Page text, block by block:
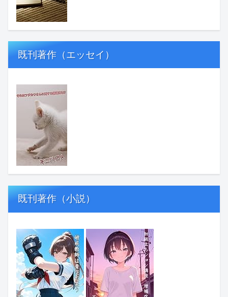
既刊著作（エッセイ）
既刊著作（小説）